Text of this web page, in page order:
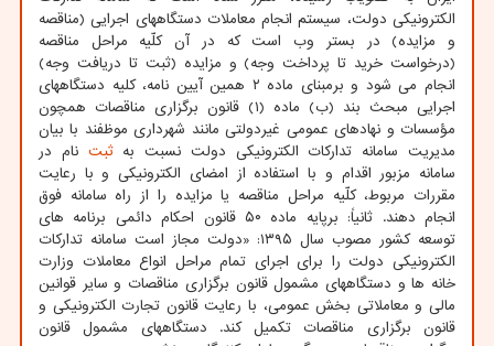
الکترونیکی دولت، سیستم انجام معاملات دستگاههای اجرایی (مناقصه
و مزایده) در بستر وب است که در آن کلّیه مراحل مناقصه
(درخواست خرید تا پرداخت وجه) و مزایده (ثبت تا دریافت وجه)
انجام می شود و برمبنای ماده ۲ همین آیین نامه، کلیه دستگاههای
اجرایی مبحث بند (ب) ماده (۱) قانون برگزاری مناقصات همچون
مؤسسات و نهادهای عمومی غیردولتی مانند شهرداری موظفند با بیان
مدیریت سامانه تدارکات الکترونیکی دولت نسبت بهثبت نام در
سامانه مزبور اقدام و با استفاده از امضای الکترونیکی و با رعایت
مقررات مربوط، کلّیه مراحل مناقصه یا مزایده را از راه سامانه فوق
انجام دهند. ثانیاً: برپایه ماده ۵۰ قانون احکام دائمی برنامه های
توسعه کشور مصوب سال ۱۳۹۵: «دولت مجاز است سامانه تدارکات
الکترونیکی دولت را برای اجرای تمام مراحل انواع معاملات وزارت
خانه ها و دستگاههای مشمول قانون برگزاری مناقصات و سایر قوانین
مالی و معاملاتی بخش عمومی، با رعایت قانون تجارت الکترونیکی و
قانون برگزاری مناقصات تکمیل کند. دستگاههای مشمول قانون